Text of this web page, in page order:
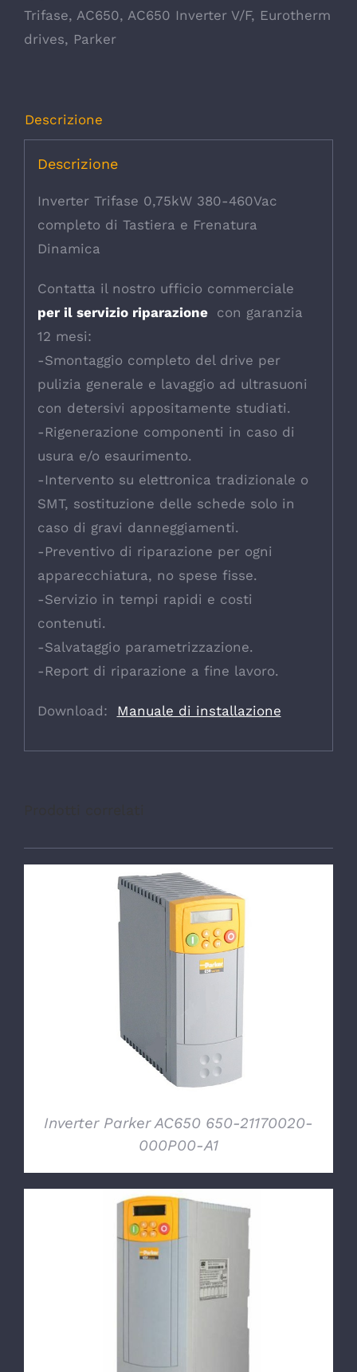
Trifase, AC650, AC650 Inverter V/F, Eurotherm
drives, Parker
Descrizione
Descrizione
Inverter Trifase 0,75kW 380-460Vac
completo di Tastiera e Frenatura
Dinamica
Contatta il nostro ufficio commerciale
per il servizio riparazione
con garanzia
12 mesi:
-Smontaggio completo del drive per
pulizia generale e lavaggio ad ultrasuoni
con detersivi appositamente studiati.
-Rigenerazione componenti in caso di
usura e/o esaurimento.
-Intervento su elettronica tradizionale o
SMT, sostituzione delle schede solo in
caso di gravi danneggiamenti.
-Preventivo di riparazione per ogni
apparecchiatura, no spese fisse.
-Servizio in tempi rapidi e costi
contenuti.
-Salvataggio parametrizzazione.
-Report di riparazione a fine lavoro.
Download: Manuale di installazione
Inverter Parker AC650 650-21170020-
000P00-A1